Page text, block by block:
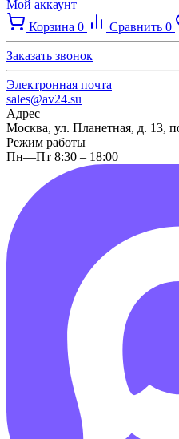
Мой аккаунт
Корзина 0 Сравнить 0
Заказать звонок
Электронная почта
sales@av24.su
Адрес
Москва, ул. Планетная, д. 13,
Режим работы
Пн—Пт 8:30 – 18:00